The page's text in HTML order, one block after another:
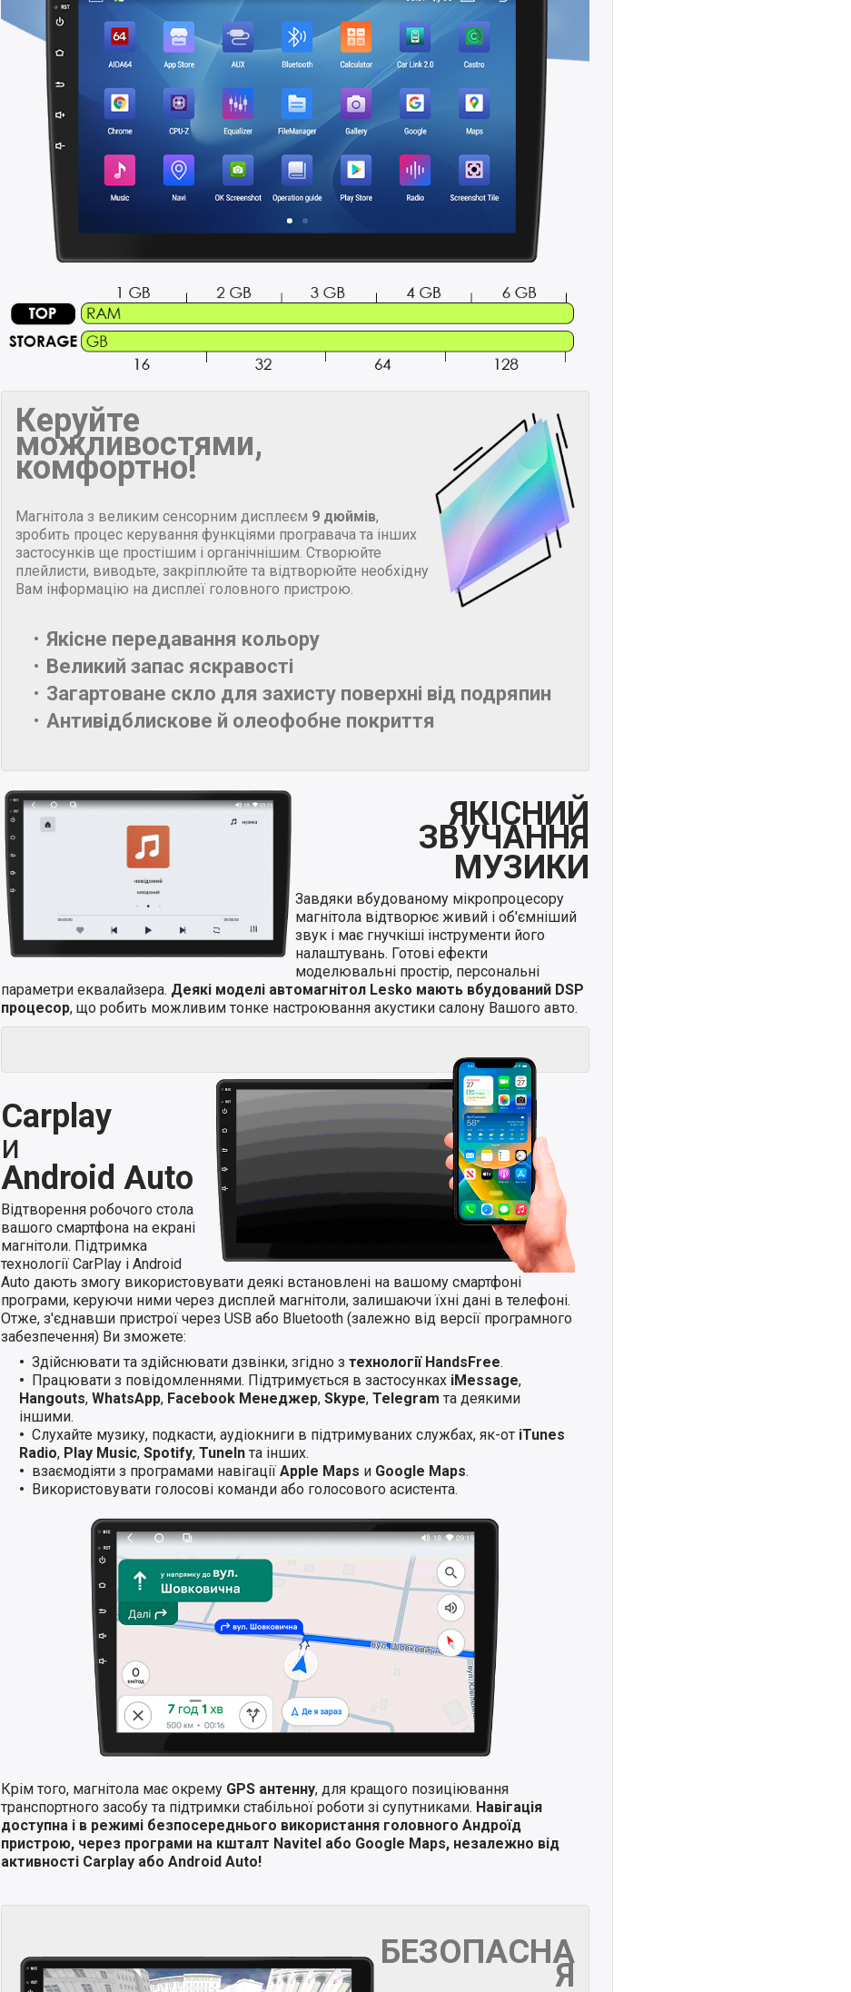
Керуйте
можливостями,
комфортно!
Магнітола з великим сенсорним дисплеєм 9 дюймів,
зробить процес керування функціями програвача та інших
застосунків ще простішим і органічнішим. Створюйте
плейлисти, виводьте, закріплюйте та відтворюйте необхідну
Вам інформацію на дисплеї головного пристрою.
Якісне передавання кольору
Великий запас яскравості
Загартоване скло для захисту поверхні від подряпин
Антивідблискове й олеофобне покриття
ЯКІСНИЙ
ЗВУЧАННЯ
МУЗИКИ
Завдяки вбудованому мікропроцесору
магнітола відтворює живий і об'ємніший
звук і має гнучкіші інструменти його
налаштувань. Готові ефекти
моделювальні простір, персональні
параметри еквалайзера. Деякі моделі автомагнітол Lesko мають вбудований DSP
процесор, що робить можливим тонке настроювання акустики салону Вашого авто.
Carplay
и
Android Auto
Відтворення робочого стола
вашого смартфона на екрані
магнітоли. Підтримка
технології CarPlay і Android
Auto дають змогу використовувати деякі встановлені на вашому смартфоні
програми, керуючи ними через дисплей магнітоли, залишаючи їхні дані в телефоні.
Отже, з'єднавши пристрої через USB або Bluetooth (залежно від версії програмного
забезпечення) Ви зможете:
Здійснювати та здійснювати дзвінки, згідно з технології HandsFree.
Працювати з повідомленнями. Підтримується в застосунках iMessage,
Hangouts, WhatsApp, Facebook Менеджер, Skype, Telegram та деякими
іншими.
Слухайте музику, подкасти, аудіокниги в підтримуваних службах, як-от iTunes
Radio, Play Music, Spotify, TuneIn та інших.
взаємодіяти з програмами навігації Apple Maps и Google Maps.
Використовувати голосові команди або голосового асистента.
Крім того, магнітола має окрему GPS антенну, для кращого позиціювання
транспортного засобу та підтримки стабільної роботи зі супутниками. Навігація
доступна і в режимі безпосереднього використання головного Андроїд
пристрою, через програми на кшталт Navitel або Google Maps, незалежно від
активності Carplay або Android Auto!
БЕЗОПАСНА
Я